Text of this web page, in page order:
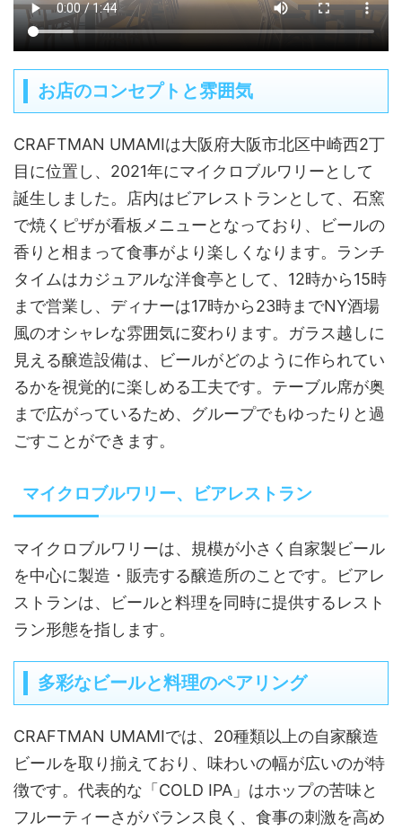
お店のコンセプトと雰囲気
CRAFTMAN UMAMIは大阪府大阪市北区中崎西2丁
目に位置し、2021年にマイクロブルワリーとして
誕生しました。店内はビアレストランとして、石窯
で焼くピザが看板メニューとなっており、ビールの
香りと相まって食事がより楽しくなります。ランチ
タイムはカジュアルな洋食亭として、12時から15時
まで営業し、ディナーは17時から23時までNY酒場
風のオシャレな雰囲気に変わります。ガラス越しに
見える醸造設備は、ビールがどのように作られてい
るかを視覚的に楽しめる工夫です。テーブル席が奥
まで広がっているため、グループでもゆったりと過
ごすことができます。
マイクロブルワリー、ビアレストラン
マイクロブルワリーは、規模が小さく自家製ビール
を中心に製造・販売する醸造所のことです。ビアレ
ストランは、ビールと料理を同時に提供するレスト
ラン形態を指します。
多彩なビールと料理のペアリング
CRAFTMAN UMAMIでは、20種類以上の自家醸造
ビールを取り揃えており、味わいの幅が広いのが特
徴です。代表的な「COLD IPA」はホップの苦味と
フルーティーさがバランス良く、食事の刺激を高め